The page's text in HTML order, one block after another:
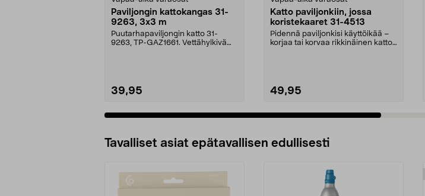
Paviljongin kattokangas 31-
9263, 3x3 m
Puutarhapaviljongin katto 31-
9263, TP-GAZ1661. Vettähylkivä
39,95
Katto paviljonkiin, jossa
koristekaaret 31-4513
Pidennä paviljonkisi käyttöikää –
korjaa tai korvaa rikkinäinen katto.
49,95
Tavalliset asiat epätavallisen edullisesti